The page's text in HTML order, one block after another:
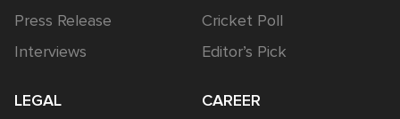
Press Release
Interviews
Cricket Poll
Editor’s Pick
LEGAL CAREER